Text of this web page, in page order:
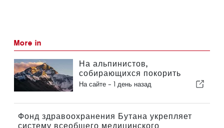
More in
На альпинистов,
собирающихся покорить
Эверест, будут
строгие требования к опыту
На сайте - 1 день назад
Фонд здравоохранения Бутана укрепляет
систему всеобщего медицинского